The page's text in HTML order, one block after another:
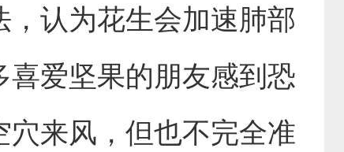
，认为花生会加速肺部
爱坚果的朋友感到恐
来风，但也不完全准